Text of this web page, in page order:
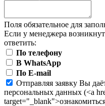
Поля обязательное для
Если у менеджера
ответить:
По телефону
В WhatsApp
По E-mail
Отправляя заявку Вы
персональных данных (<a